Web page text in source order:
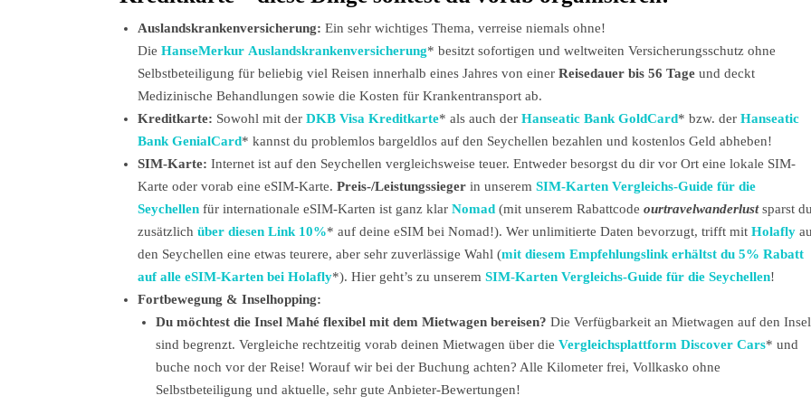
Auslandskrankenversicherung: Ein sehr wichtiges Thema, verreise niemals ohne!
Die HanseMerkur Auslandskrankenversicherung* besitzt sofortigen und weltweiten Versicherungsschutz ohne
Selbstbeteiligung für beliebig viel Reisen innerhalb eines Jahres von einer Reisedauer bis 56 Tage und deckt
Medizinische Behandlungen sowie die Kosten für Krankentransport ab.
Kreditkarte: Sowohl mit der DKB Visa Kreditkarte* als auch der Hanseatic Bank GoldCard* bzw. der Hanseatic
Bank GenialCard* kannst du problemlos bargeldlos auf den Seychellen bezahlen und kostenlos Geld abheben!
SIM-Karte: Internet ist auf den Seychellen vergleichsweise teuer. Entweder besorgst du dir vor Ort eine lokale SIM-
Karte oder vorab eine eSIM-Karte. Preis-/Leistungssieger in unserem SIM-Karten Vergleichs-Guide für die
Seychellen für internationale eSIM-Karten ist ganz klar Nomad (mit unserem Rabattcode ourtravelwanderlust sparst du
zusätzlich über diesen Link 10%* auf deine eSIM bei Nomad!). Wer unlimitierte Daten bevorzugt, trifft mit Holafly
den Seychellen eine etwas teurere, aber sehr zuverlässige Wahl (mit diesem Empfehlungslink erhältst du 5% Rabatt
auf alle eSIM-Karten bei Holafly*). Hier geht’s zu unserem SIM-Karten Vergleichs-Guide für die Seychellen!
Fortbewegung & Inselhopping:
Du möchtest die Insel Mahé flexibel mit dem Mietwagen bereisen? Die Verfügbarkeit an Mietwagen auf den
sind begrenzt. Vergleiche rechtzeitig vorab deinen Mietwagen über die Vergleichsplattform Discover Cars* und
buche noch vor der Reise! Worauf wir bei der Buchung achten? Alle Kilometer frei, Vollkasko ohne
Selbstbeteiligung und aktuelle, sehr gute Anbieter-Bewertungen!